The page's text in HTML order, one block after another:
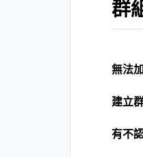
群
無法
建立
有不